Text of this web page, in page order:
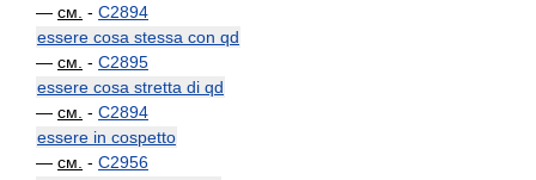
— см. - C2894
essere cosa stessa con qd
— см. - C2895
essere cosa stretta di qd
— см. - C2894
essere in cospetto
— см. - C2956